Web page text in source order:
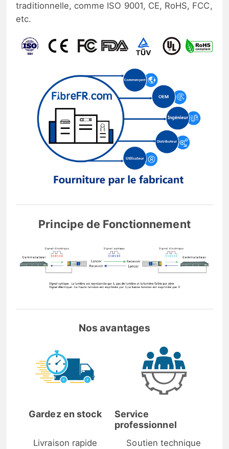
traditionnelle, comme ISO 9001, CE, RoHS, FCC,
etc.
Principe de Fonctionnement
Nos avantages
Gardez en stock
Livraison rapide
Service
professionnel
Soutien technique